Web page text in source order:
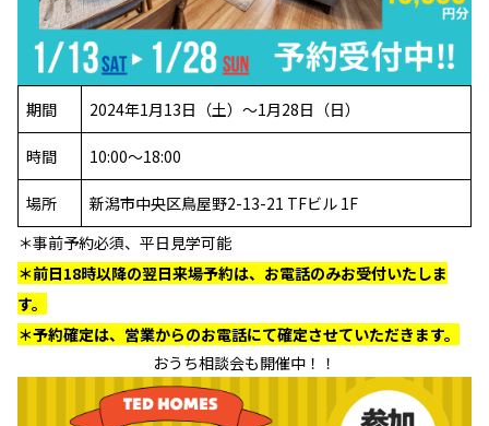
期間 2024年1月13日（土）～1月28日（日）
時間 10:00～18:00
場所
新潟市中央区鳥屋野2-13-21 TFビル 1F
＊事前予約必須、平日見学可能
＊前日18時以降の翌日来場予約は、お電話のみお受付いたしま
す。
＊予約確定は、営業からのお電話にて確定させていただきます。
おうち相談会も開催中！！